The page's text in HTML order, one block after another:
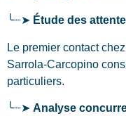
╰┈➤ Étude des
Le premier contact
Sarrola-Carcopino
particuliers.
╰┈➤ Analyse